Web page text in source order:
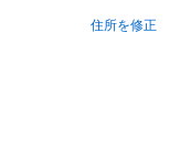
住所を修正